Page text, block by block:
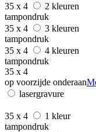
35 x 4
2 kleuren
tampondruk
35 x 4
3 kleuren
tampondruk
35 x 4
4 kleuren
tampondruk
35 x 4
op voorzijde onderaan
lasergravure
35 x 4
1 kleur
tampondruk